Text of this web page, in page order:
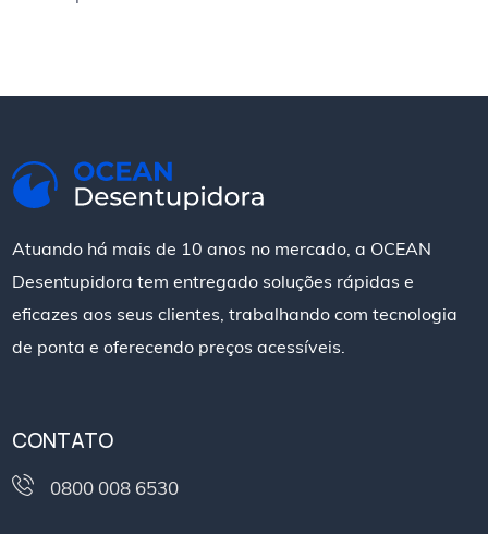
Atuando há mais de 10 anos no mercado, a OCEAN
Desentupidora tem entregado soluções rápidas e
eficazes aos seus clientes, trabalhando com tecnologia
de ponta e oferecendo preços acessíveis.
CONTATO
0800 008 6530